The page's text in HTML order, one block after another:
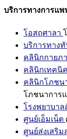
บริการทางการแพ
โอสถศาลา
บริการทาง
คลินิกกายภ
คลินิกเทคนิ
คลินิกโภชน
โภชนาการ
โรงพยาบาล
ศูนย์เอ็มเน็ต
ศูนย์ส่งเสริม